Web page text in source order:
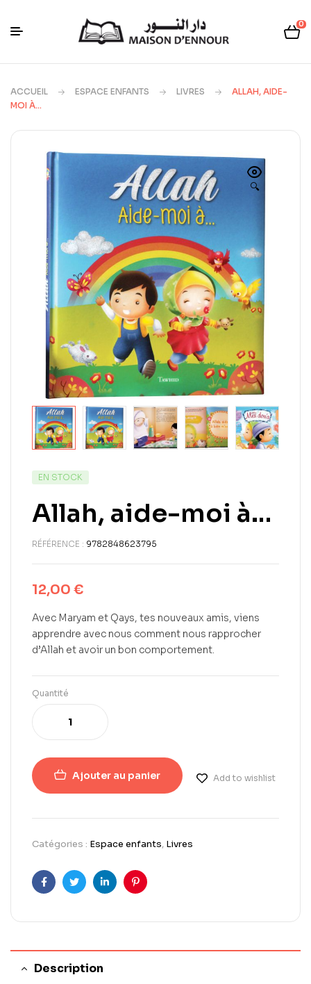
0
ACCUEIL ESPACE ENFANTS LIVRES
ALLAH, AIDE-
MOI À…
🔍
EN STOCK
Allah, aide-moi à…
RÉFÉRENCE : 9782848623795
12,00 €
Avec Maryam et Qays, tes nouveaux amis, viens
apprendre avec nous comment nous rapprocher
d’Allah et avoir un bon comportement.
Quantité
Ajouter au panier Add to wishlist
Catégories : Espace enfants, Livres
FacebookTwitterLinkedInPinterest
Description